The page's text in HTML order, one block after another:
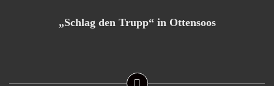
„Schlag den Trupp“ in Ottensoos